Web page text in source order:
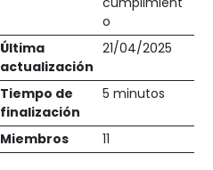
o
Última
actualización
21/04/2025
Tiempo de
finalización
5 minutos
Miembros 11